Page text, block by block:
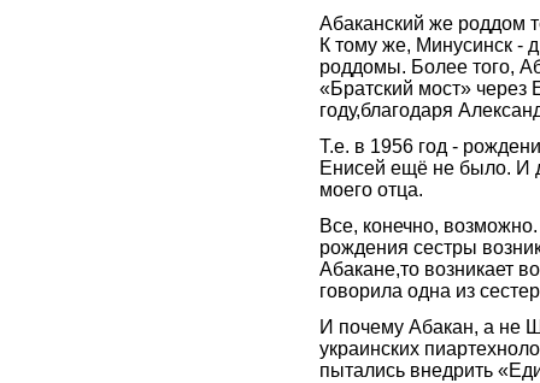
Абаканский же роддом
К тому же, Минусинск -
роддомы. Более того,
«Братский мост» через
году,благодаря
Т.е. в 1956 год -
Енисей ещё не было. И
моего отца.
Все, конечно,
рождения сестры
Абакане,то возникает
говорила одна из
И почему Абакан, а не
украинских
пытались внедрить